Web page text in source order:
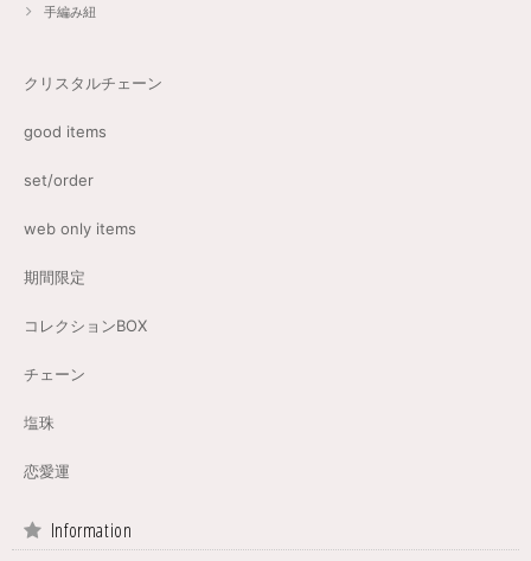
手編み紐
クリスタルチェーン
good items
set/order
web only items
期間限定
コレクションBOX
チェーン
塩珠
恋愛運
Information